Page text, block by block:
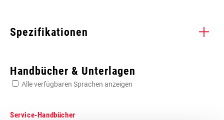
Spezifikationen
Handbücher & Unterlagen
Alle verfügbaren Sprachen anzeigen
Service-Handbücher